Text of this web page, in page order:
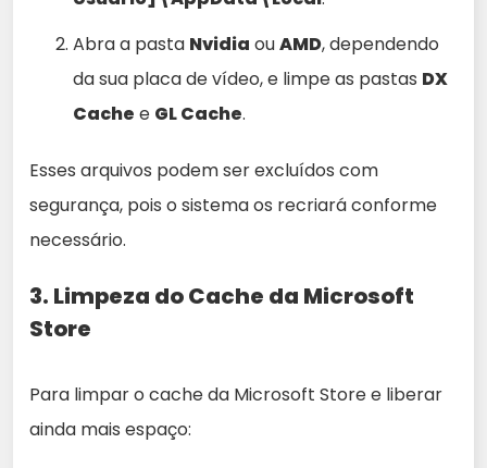
Abra a pasta Nvidia ouAMD, dependendo
da sua placa de vídeo, e limpe as pastas DX
Cache e GL Cache.
Esses arquivos podem ser excluídos com
segurança, pois o sistema os recriará conforme
necessário.
3. Limpeza do Cache da Microsoft
Store
Para limpar o cache da Microsoft Store e liberar
ainda mais espaço: